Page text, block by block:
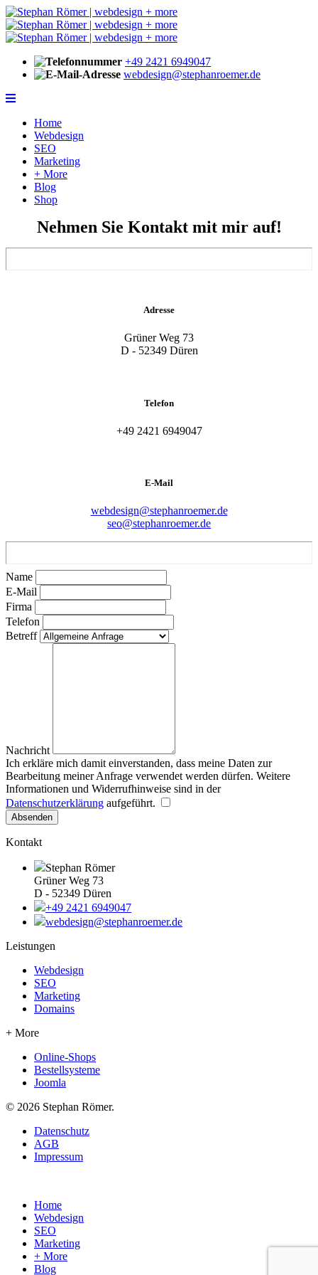
+49 2421 6949047
webdesign@stephanroemer.de
Home
Webdesign
SEO
Marketing
+ More
Blog
Shop
Nehmen Sie Kontaktmit mir auf!
Adresse
Grüner Weg 73
D - 52349 Düren
Telefon
+49 2421 6949047
E-Mail
webdesign@stephanroemer.de
seo@stephanroemer.de
Name
E-Mail
Firma
Telefon
Betreff
Nachricht
Ich erkläre mich damit einverstanden, dass meine Daten zur
Bearbeitung meiner Anfrage verwendet werden dürfen. Weitere
Informationen und Widerrufhinweise sind in der
Datenschutzerklärung aufgeführt.
Absenden
Kontakt
Stephan Römer
Grüner Weg 73
D - 52349 Düren
+49 2421 6949047
webdesign@stephanroemer.de
Leistungen
Webdesign
SEO
Marketing
Domains
+ More
Online-Shops
Bestellsysteme
Joomla
© 2026 Stephan Römer.
Datenschutz
AGB
Impressum
Home
Webdesign
SEO
Marketing
+ More
Blog